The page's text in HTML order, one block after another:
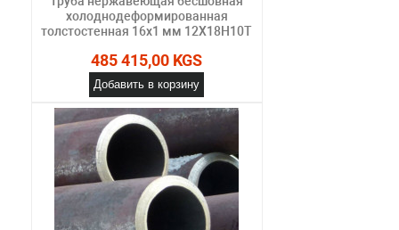
холоднодеформированная
толстостенная 16х1 мм 12Х18Н10Т
485 415,00 KGS
Добавить в корзину